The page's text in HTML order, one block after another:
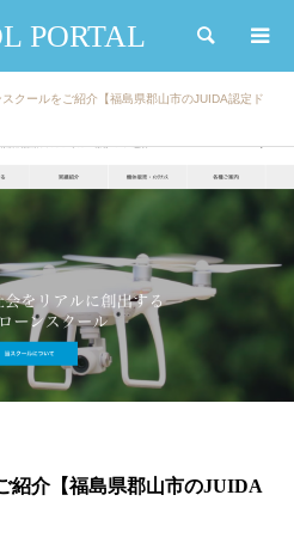
PORTAL 検索
クールをご紹介【福島県郡山市のJUIDA認定ド
紹介【福島県郡山市のJUIDA